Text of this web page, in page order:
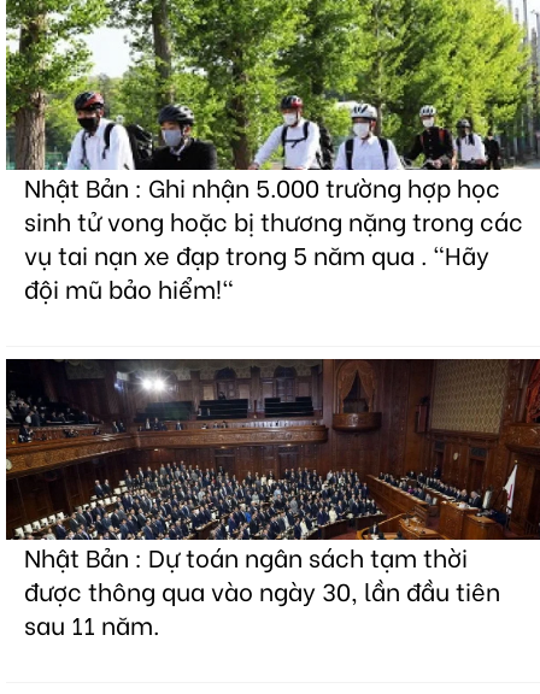
Nhật Bản : Ghi nhận 5.000 trường hợp học
sinh tử vong hoặc bị thương nặng trong các
vụ tai nạn xe đạp trong 5 năm qua . "Hãy
đội mũ bảo hiểm!"
Nhật Bản : Dự toán ngân sách tạm thời
được thông qua vào ngày 30, lần đầu tiên
sau 11 năm.